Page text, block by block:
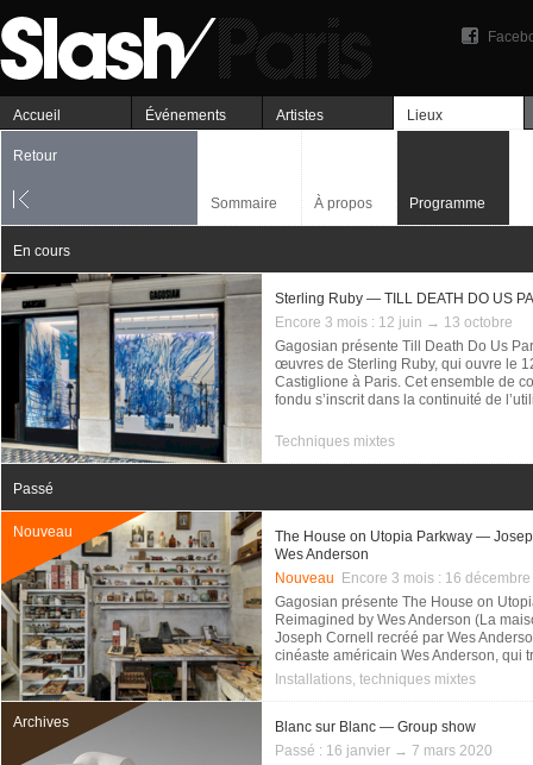
Accueil Événements Artistes Lieux
Retour
Sommaire À propos Programme
En cours
Sterling Ruby — TILL DEATH DO US
Encore 3 mois : 12 juin → 13 octobre
Gagosian présente Till Death Do Us
œuvres de Sterling Ruby, qui ouvre le
Castiglione à Paris. Cet ensemble de
fondu s’inscrit dans la continuité de
Techniques mixtes
Passé
Nouveau
The House on Utopia Parkway —
Wes Anderson
Nouveau
Encore 3 mois : 16
Gagosian présente The House on
Reimagined by Wes Anderson (La
Joseph Cornell recréé par Wes
cinéaste américain Wes Anderson, qui
cœur de Paris, transformant la galerie
Installations, techniques mixtes
Archives
Blanc sur Blanc — Group show
Passé : 16 janvier → 7 mars 2020